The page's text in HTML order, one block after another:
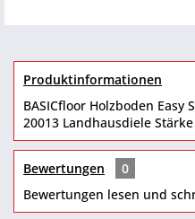
Produktinformationen
BASICfloor Holzboden Easy
20013 Landhausdiele
Bewertungen
0
Bewertungen lesen und